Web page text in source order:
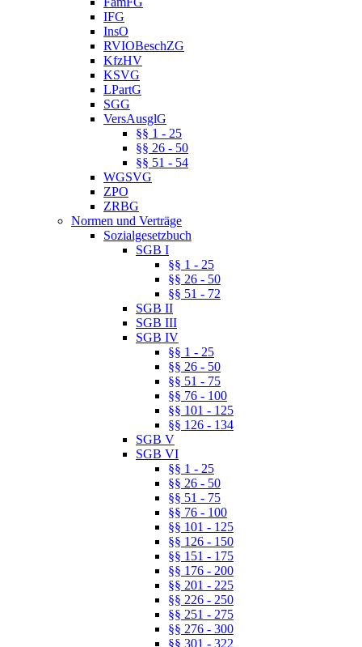
IFG
InsO
RVIOBeschZG
KfzHV
KSVG
LPartG
SGG
VersAusglG
§§ 1 - 25
§§ 26 - 50
§§ 51 - 54
WGSVG
ZPO
ZRBG
Normen und Verträge
Sozialgesetzbuch
SGB I
§§ 1 - 25
§§ 26 - 50
§§ 51 - 72
SGB II
SGB III
SGB IV
§§ 1 - 25
§§ 26 - 50
§§ 51 - 75
§§ 76 - 100
§§ 101 - 125
§§ 126 - 134
SGB V
SGB VI
§§ 1 - 25
§§ 26 - 50
§§ 51 - 75
§§ 76 - 100
§§ 101 - 125
§§ 126 - 150
§§ 151 - 175
§§ 176 - 200
§§ 201 - 225
§§ 226 - 250
§§ 251 - 275
§§ 276 - 300
§§ 301 - 322